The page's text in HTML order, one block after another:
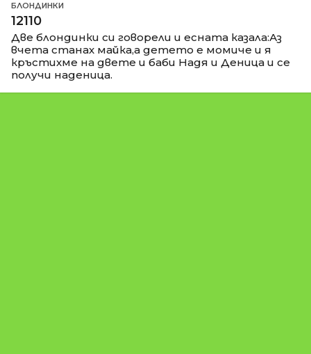
БЛОНДИНКИ
12110
Две блондинки си говорели и есната казала:Аз
вчета станах майка,а детето е момиче и я
кръстихме на двете и баби Надя и Деница и се
получи наденица.